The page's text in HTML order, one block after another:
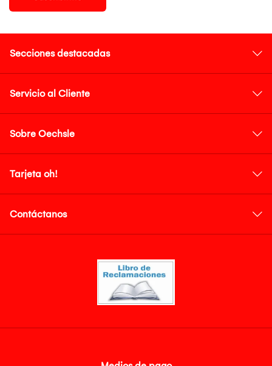
Secciones destacadas
Servicio al Cliente
Sobre Oechsle
Tarjeta oh!
Contáctanos